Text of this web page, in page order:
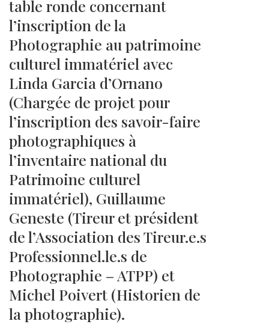
table ronde concernant
l’inscription de la
Photographie au patrimoine
culturel immatériel avec
Linda Garcia d’Ornano
(Chargée de projet pour
l’inscription des savoir-faire
photographiques à
l’inventaire national du
Patrimoine culturel
immatériel), Guillaume
Geneste (Tireur et président
de l’Association des Tireur.e.s
Professionnel.le.s de
Photographie – ATPP) et
Michel Poivert (Historien de
la photographie).